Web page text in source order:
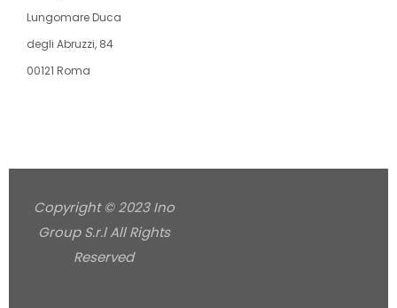
Lungomare Duca
degli Abruzzi, 84
00121 Roma
Copyright © 2023 Ino
Group S.r.l All Rights
Reserved